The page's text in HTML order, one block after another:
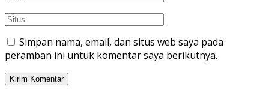
Simpan nama, email, dan situs web saya pada
peramban ini untuk komentar saya berikutnya.